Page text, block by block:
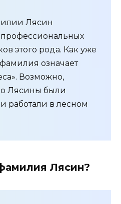
Лясин
этого рода. Как уже
означает
Возможно,
Лясины были
работали в лесном
Лясин?